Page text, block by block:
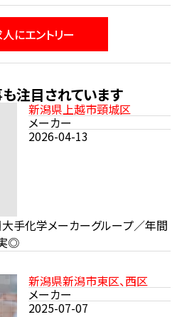
にエントリー
注目されています
新潟県上越市頸城区
メーカー
2026-04-13
大手化学メーカーグループ／年間
◎
新潟県新潟市東区、西区
メーカー
2025-07-07